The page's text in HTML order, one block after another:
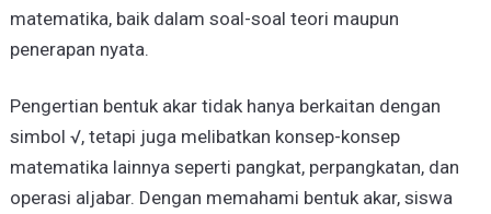
matematika, baik dalam soal-soal teori maupun
penerapan nyata.
Pengertian bentuk akar tidak hanya berkaitan dengan
simbol √, tetapi juga melibatkan konsep-konsep
matematika lainnya seperti pangkat, perpangkatan, dan
operasi aljabar. Dengan memahami bentuk akar, siswa